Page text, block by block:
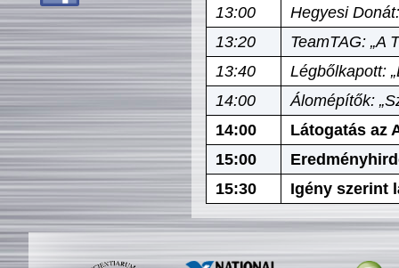
13:00
Hegyesi
13:20
TeamTAG: „A
13:40
Légbőlkapott:
14:00
Álomépítők:
14:00
Látogatás az
15:00
15:30
Igény szerint